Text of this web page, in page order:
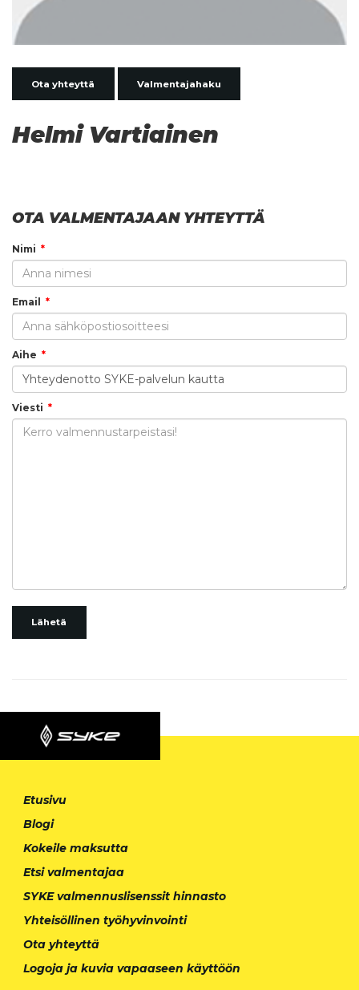
Ota yhteyttä Valmentajahaku
Helmi Vartiainen
OTA VALMENTAJAAN YHTEYTTÄ
Nimi
Email
Aihe
Viesti
Lähetä
Etusivu
Blogi
Kokeile maksutta
Etsi valmentajaa
SYKE valmennuslisenssit hinnasto
Yhteisöllinen työhyvinvointi
Ota yhteyttä
Logoja ja kuvia vapaaseen käyttöön